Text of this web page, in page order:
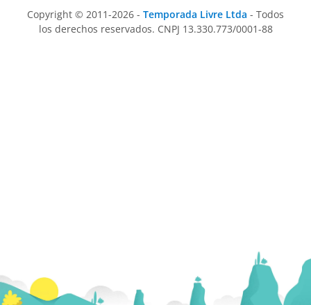
Copyright © 2011-2026 - Temporada Livre Ltda - Todos
los derechos reservados. CNPJ 13.330.773/0001-88